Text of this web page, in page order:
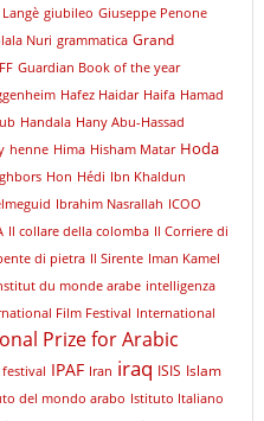
giubileo Giuseppe Penone
Nuri grammatica Grand
Guardian Book of the year
Hafez Haidar Haifa Hamad
Handala Hany Abu-Hassad
henne Hima Hisham Matar Hoda
Hon Hédi Ibn Khaldun
Ibrahim Nasrallah ICOO
Il collare della colomba Il Corriere di
di pietra Il Sirente Iman Kamel
du monde arabe intelligenza
Film Festival International
Prize for Arabic
IPAF Iran iraq ISIS Islam
del mondo arabo Istituto Italiano